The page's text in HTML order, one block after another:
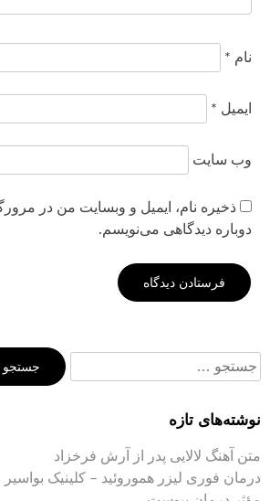
نام *
ایمیل *
وب‌ سایت
ذخیره نام، ایمیل و وبسایت من در
دوباره دیدگاهی می‌نویسم.
جستجو
برای:
نوشته‌های تازه
متن آهنگ لالایی پدر از آرش فرخزاد
درمان فوری لیزر هموروئید – کلینیک بواسیر